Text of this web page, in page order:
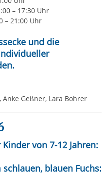
– 17:30 Uhr
– 21:00 Uhr
und die
Geßner, Lara Bohrer
von 7-12 Jahren:
blauen Fuchs: